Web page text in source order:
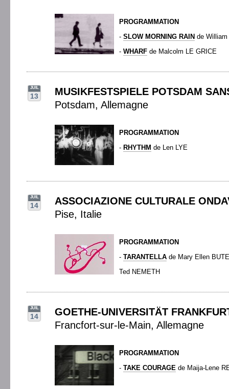
PROGRAMMATION
- SLOW MORNING RAIN de
- WHARF de Malcolm LE GRICE
JUIL
13
MUSIKFESTSPIELE POTSDAM
Potsdam, Allemagne
PROGRAMMATION
- RHYTHM de Len LYE
JUIL
14
ASSOCIAZIONE CULTURALE
Pise, Italie
PROGRAMMATION
- TARANTELLA de Mary Ellen
Ted NEMETH
JUIL
14
GOETHE-UNIVERSITÄT
Francfort-sur-le-Main, Allemagne
PROGRAMMATION
- TAKE COURAGE de Maija-Lene